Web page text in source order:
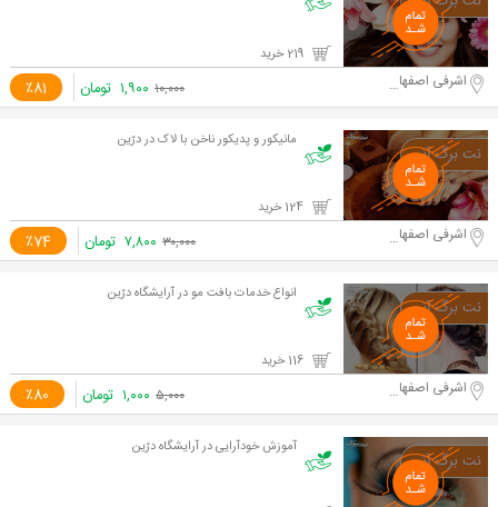
٪81 اشرفی اصفهانی -مرزداران ۱۰,۰۰۰ ۱,۹۰۰ تومان
مانیکور و پدیکور ناخن با لاک در درّین
٪74 اشرفی اصفهانی -مرزداران ۳۰,۰۰۰ ۷,۸۰۰ تومان
انواع خدمات بافت مو در آرایشگاه درّین
٪80 اشرفی اصفهانی -مرزداران ۵,۰۰۰ ۱,۰۰۰ تومان
آموزش خودآرایی در آرایشگاه درّین